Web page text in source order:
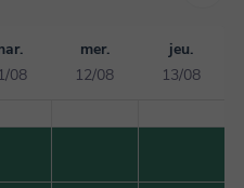
08
mer.
12/08
jeu.
13/08